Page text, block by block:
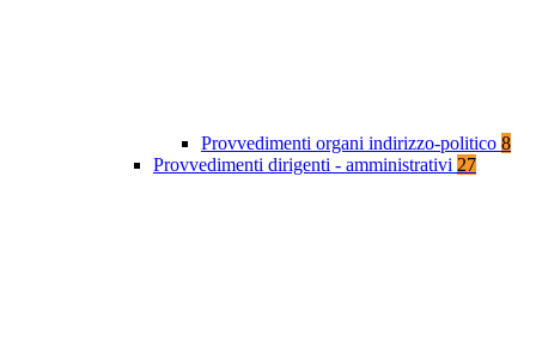
Provvedimenti organi indirizzo-politico 8
Provvedimenti dirigenti - amministrativi 27